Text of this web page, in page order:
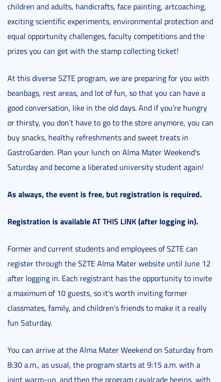
children and adults, handicrafts, face painting, artcoaching,
exciting scientific experiments, environmental protection and
equal opportunity challenges, faculty competitions and the
prizes you can get with the stamp collecting ticket!
At this diverse SZTE program, we are preparing for you with
beanbags, rest areas, and lot of fun, so that you can have a
good conversation, like in the old days. And if you're hungry
or thirsty, you don't have to go to the store anymore, you can
buy snacks, healthy refreshments and sweet treats in
GastroGarden. Plan your lunch on Alma Mater Weekend's
Saturday and become a liberated university student again!
As always, the event is free, but registration is required.
Registration is availableAT THIS LINK(after logging in).
Former and current students and employees of SZTE can
register through the SZTE Alma Mater website until June 12
after logging in. Each registrant has the opportunity to invite
a maximum of 10 guests, so it's worth inviting former
classmates, family, and children's friends to make it a really
fun Saturday.
You can arrive at the Alma Mater Weekend on Saturday from
8:30 a.m., as usual, the program starts at 9:15 a.m. with a
joint warm-up, and then the program cavalcade begins, with